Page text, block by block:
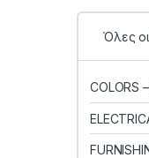
Όλες
COLORS